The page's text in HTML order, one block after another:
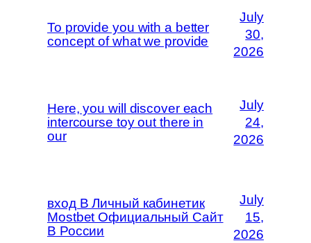
To provide you with a better
concept of what we provide
July
30,
2026
Here, you will discover each
intercourse toy out there in
our
July
24,
2026
вход В Личный кабинетик
Mostbet Официальный Сайт
В России
July
15,
2026